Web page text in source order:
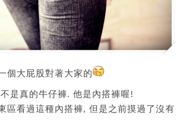
個大屁股對著大家的
是真的牛仔褲. 他是內搭褲喔!
區看過這種內搭褲, 但是之前摸過了沒有